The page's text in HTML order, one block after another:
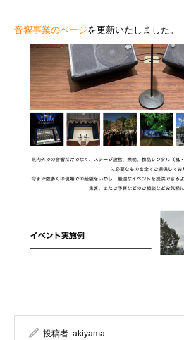
音響事業のページを更新いたしました。
投稿者: akiyama